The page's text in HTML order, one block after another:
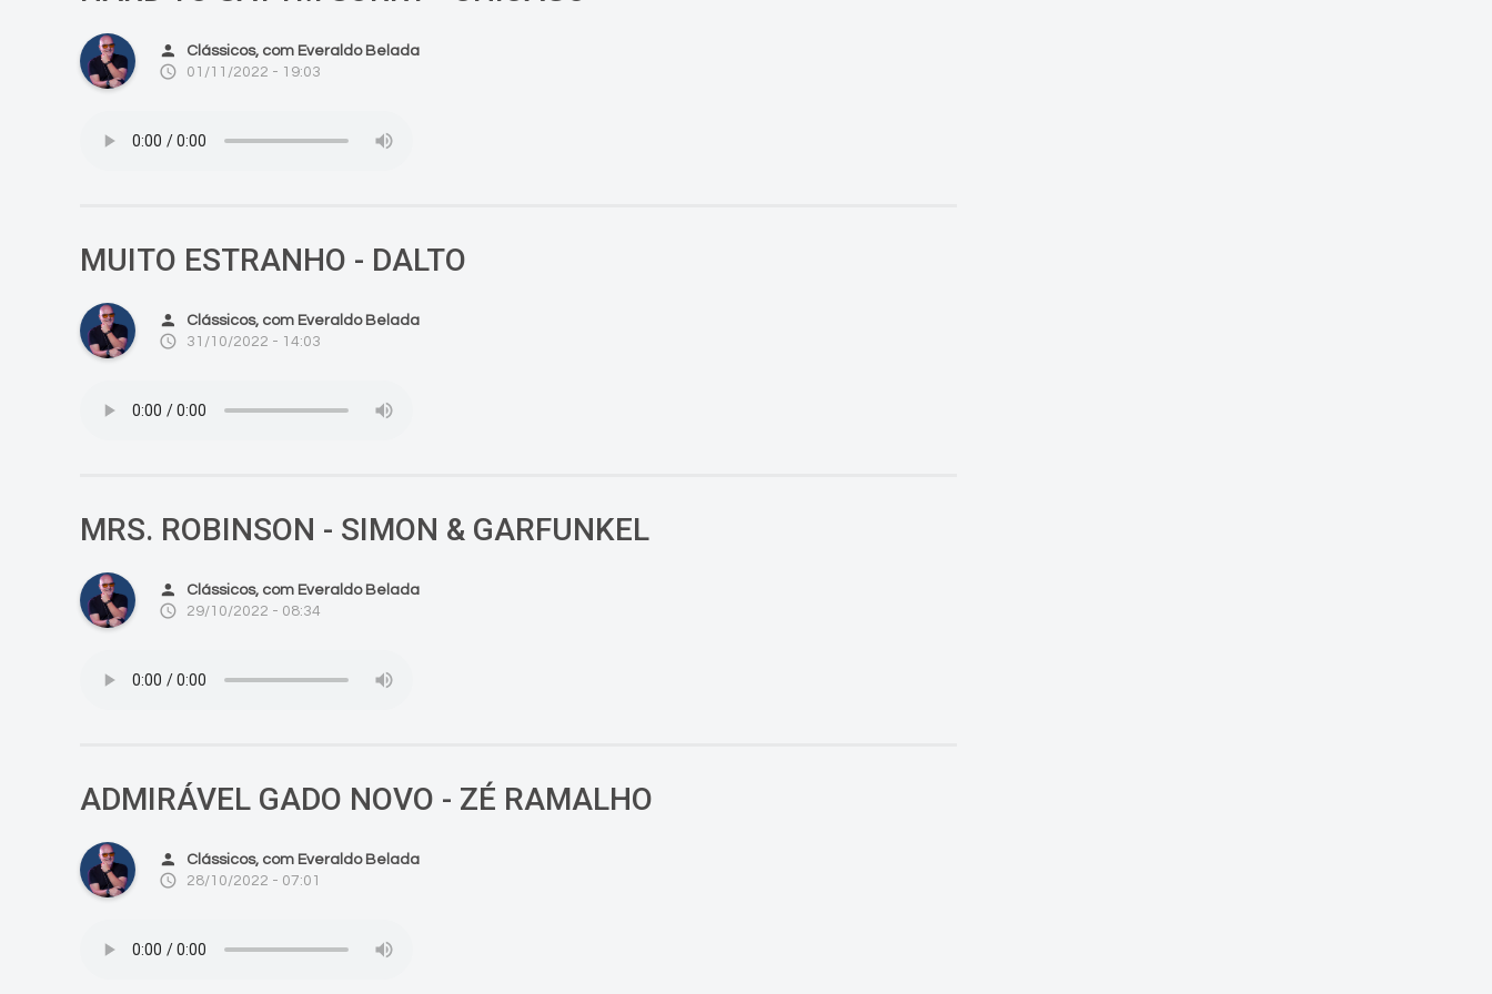
person Clássicos, com Everaldo Belada
access_time 01/11/2022 - 19:03
MUITO ESTRANHO - DALTO
person Clássicos, com Everaldo Belada
access_time 31/10/2022 - 14:03
MRS. ROBINSON - SIMON & GARFUNKEL
person Clássicos, com Everaldo Belada
access_time 29/10/2022 - 08:34
ADMIRÁVEL GADO NOVO - ZÉ RAMALHO
person Clássicos, com Everaldo Belada
access_time 28/10/2022 - 07:01